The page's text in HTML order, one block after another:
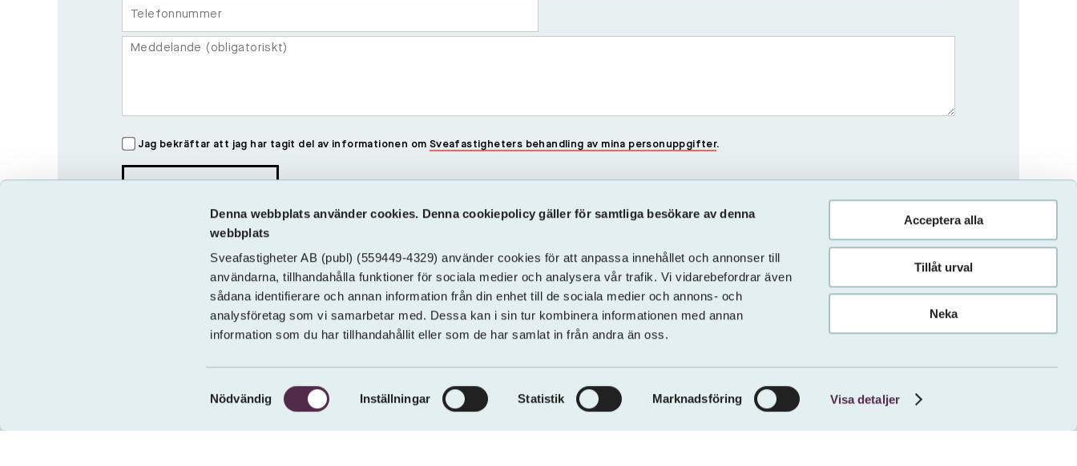
Denna webbplats använder cookies. Denna cookiepolicy gäller för samtliga besökare av denna
webbplats
Sveafastigheter AB (publ) (559449-4329) använder cookies för att anpassa innehållet och annonser till
användarna, tillhandahålla funktioner för sociala medier och analysera vår trafik. Vi vidarebefordrar även
sådana identifierare och annan information från din enhet till de sociala medier och annons- och
analysföretag som vi samarbetar med. Dessa kan i sin tur kombinera informationen med annan
information som du har tillhandahållit eller som de har samlat in från andra än oss.
Samtyckesval
Nödvändig Inställningar Statistik Marknadsföring Visa detaljer
Acceptera alla
Tillåt urval
Neka
Jag bekräftar att jag har tagit del av informationen om Sveafastigheters behandling av mina personuppgifter.